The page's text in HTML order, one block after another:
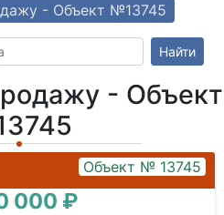
- Объект №13745
Найти
- Объект
Объект № 13745
000 ₽